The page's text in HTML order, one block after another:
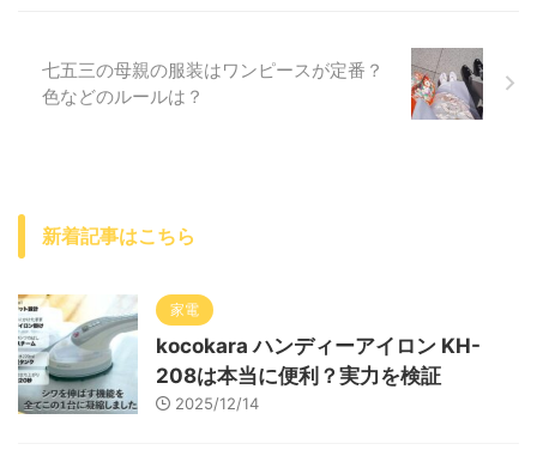
七五三の母親の服装はワンピースが定番？
色などのルールは？
新着記事はこちら
家電
kocokara ハンディーアイロン KH-
208は本当に便利？実力を検証
2025/12/14